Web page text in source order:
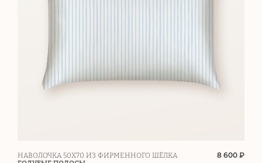
НАВОЛОЧКА 50Х70 ИЗ ФИРМЕННОГО ШЁЛКА
8 600 ₽